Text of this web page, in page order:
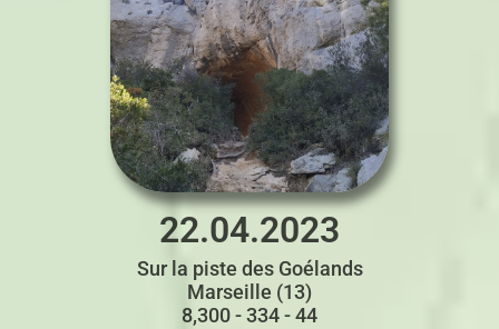
22.04.2023
Sur la piste des Goélands
Marseille (13)
8,300 - 334 - 44